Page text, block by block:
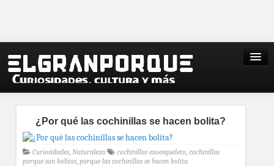
¿Por qué las cochinillas se hacen bolita?
Curiosidades, Naturaleza cochinillas exoesqueleto, cochinillas
porque son bolitas, porque las cochinillas se hacen bolita